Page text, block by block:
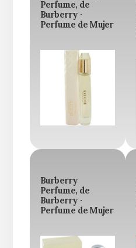
Perfume, de
Burberry ·
Perfume de Mujer
Burberry
Perfume, de
Burberry ·
Perfume de Mujer